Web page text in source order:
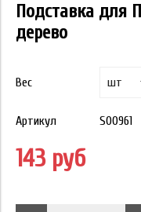
Подставка для
дерево
Вес
Артикул S00961
143 руб